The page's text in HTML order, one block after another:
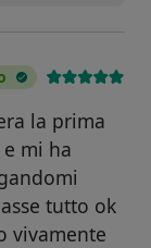
la prima
mi ha
tutto ok
vivamente